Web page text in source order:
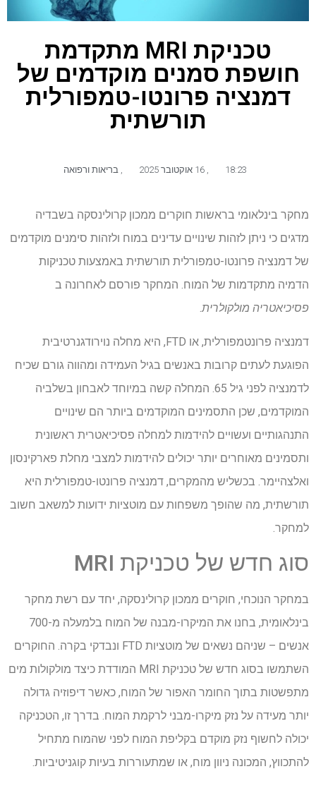
טכניקת MRI מתקדמת
חושפת סמנים מוקדמים של
דמנציה פרונטו-טמפורלית
תורשתית
18:23 בריאות ורפואה
מחקר בינלאומי בראשות חוקרים ממכון קרולינסקה בשבדיה
מדגים כי ניתן לזהות שינויים עדינים במוח ולזהות סימנים מוקדמים
של דמנציה פרונטו-טמפורלית תורשתית באמצעות טכניקות
הדמיה מתקדמות של המוח. המחקר פורסם לאחרונה ב
פסיכיאטריה מולקולרית.
דמנציה פרונטמפורלית, או FTD, היא מחלה נוירודגנרטיבית
הפוגעת לעתים קרובות באנשים בגיל העמידה ומהווה גורם שכיח
לדמנציה לפני גיל 65. המחלה קשה במיוחד לאבחון בשלביה
המוקדמים, שכן התסמינים המוקדמים ביותר הם שינויים
התנהגותיים ועשויים להידמות למחלה פסיכיאטרית ראשונית
ותסמינים מאוחרים יותר יכולים להידמות למצבי מחלת פארקינסון
ואלצהיימר. בכשליש מהמקרים, דמנציה פרונטו-טמפורלית היא
תורשתית, מה שהופך משפחות עם מוטציות ידועות למשאב חשוב
למחקר.
סוג חדש של טכניקת MRI
במחקר הנוכחי, חוקרים ממכון קרולינסקה, יחד עם רשת מחקר
בינלאומית, בחנו את המיקרו-מבנה של המוח בלמעלה מ-700
אנשים – שניהם נשאים של מוטציות FTD ונבדקי בקרה. החוקרים
השתמשו בסוג חדש של טכניקת MRI המודדת כיצד מולקולות מים
מתפשטות בתוך החומר האפור של המוח, כאשר דיפוזיה גדולה
יותר מעידה על נזק מיקרו-מבני לרקמת המוח. בדרך זו, הטכניקה
יכולה לחשוף נזק מוקדם בקליפת המוח לפני שהמוח מתחיל
להתכווץ, המכונה ניוון מוח, או שמתעוררות בעיות קוגניטיביות.